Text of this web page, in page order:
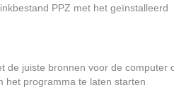
PPZ met het geïnstalleerd
de juiste bronnen voor de computer
het programma te laten starten